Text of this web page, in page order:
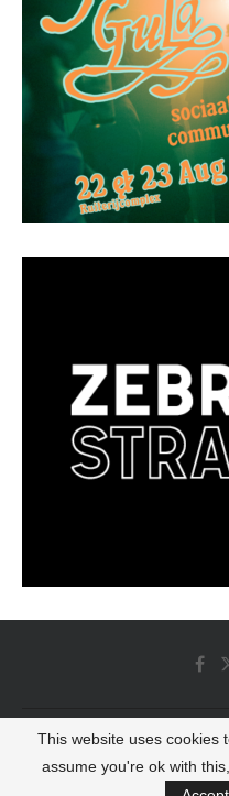
© 2022 - Luminous
This website uses cookies
assume you're ok with